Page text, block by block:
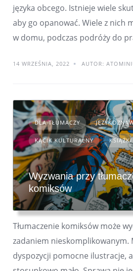
języka obcego. Istnieje wiele
aby go opanować. Wiele z nich
w domu, podczas podróży do
14 WRZEŚNIA, 2022 AUTOR:
DLA TŁUMACZY
KĄCIK KULTURALNY KSIĄŻKI
Wyzwania przy
komiksów
Tłumaczenie komiksów może
zadaniem nieskomplikowanym.
dyspozycji pomocne ilustracje,